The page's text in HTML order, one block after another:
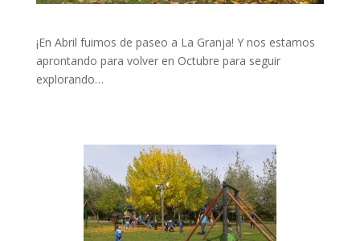
¡En Abril fuimos de paseo a La Granja! Y nos estamos
aprontando para volver en Octubre para seguir
explorando…